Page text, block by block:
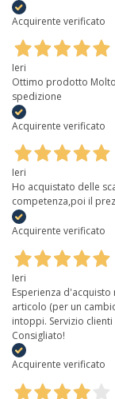
Acquirente verificato
Ieri
Ottimo prodotto
spedizione
Acquirente verificato
Ieri
Ho acquistato delle
competenza,poi il
Acquirente verificato
Ieri
Esperienza
articolo (per un
intoppi. Servizio
Consigliato!
Acquirente verificato